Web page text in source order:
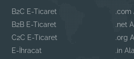
B2C E-Ticaret
B2B E-Ticaret
C2C E-Ticaret
E-İhracat
.com
.net
.org
.in